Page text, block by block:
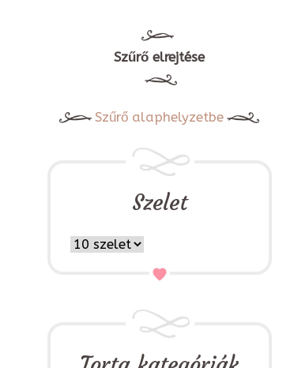
Szűrő elrejtése
Szűrő alaphelyzetbe
Szelet